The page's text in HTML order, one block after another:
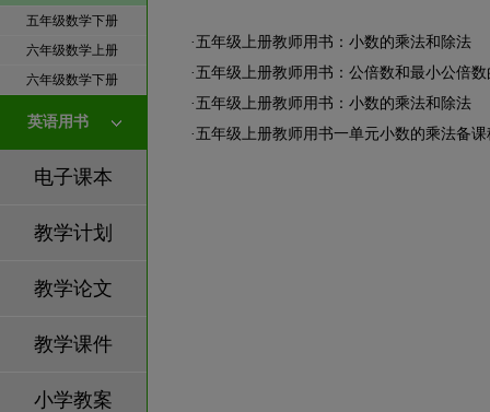
五年级数学下册
六年级数学上册
六年级数学下册
英语用书
电子课本
教学计划
教学论文
教学课件
小学教案
· 五年级上册教师用书：小数的乘法和除法
· 五年级上册教师用书：公倍数和最小公倍
· 五年级上册教师用书：小数的乘法和除法
· 五年级上册教师用书一单元小数的乘法备课